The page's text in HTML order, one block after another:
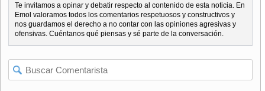
Te invitamos a opinar y debatir respecto al contenido de esta noticia. En
Emol valoramos todos los comentarios respetuosos y constructivos y
nos guardamos el derecho a no contar con las opiniones agresivas y
ofensivas. Cuéntanos qué piensas y sé parte de la conversación.